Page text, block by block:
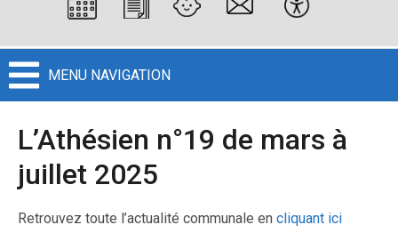
MENU NAVIGATION
L’Athésien n°19 de mars à
juillet 2025
Retrouvez toute l’actualité communale en cliquant ici